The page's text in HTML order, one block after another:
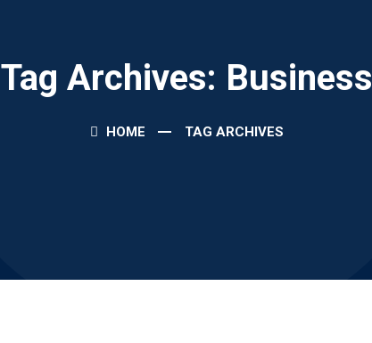
Tag Archives: Business
HOME TAG ARCHIVES